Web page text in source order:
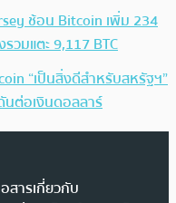
ช้อน Bitcoin เพิ่ม 234
วมแตะ 9,117 BTC
“เป็นสิ่งดีสำหรับสหรัฐฯ”
นต่อเงินดอลลาร์
สารเกี่ยวกับ